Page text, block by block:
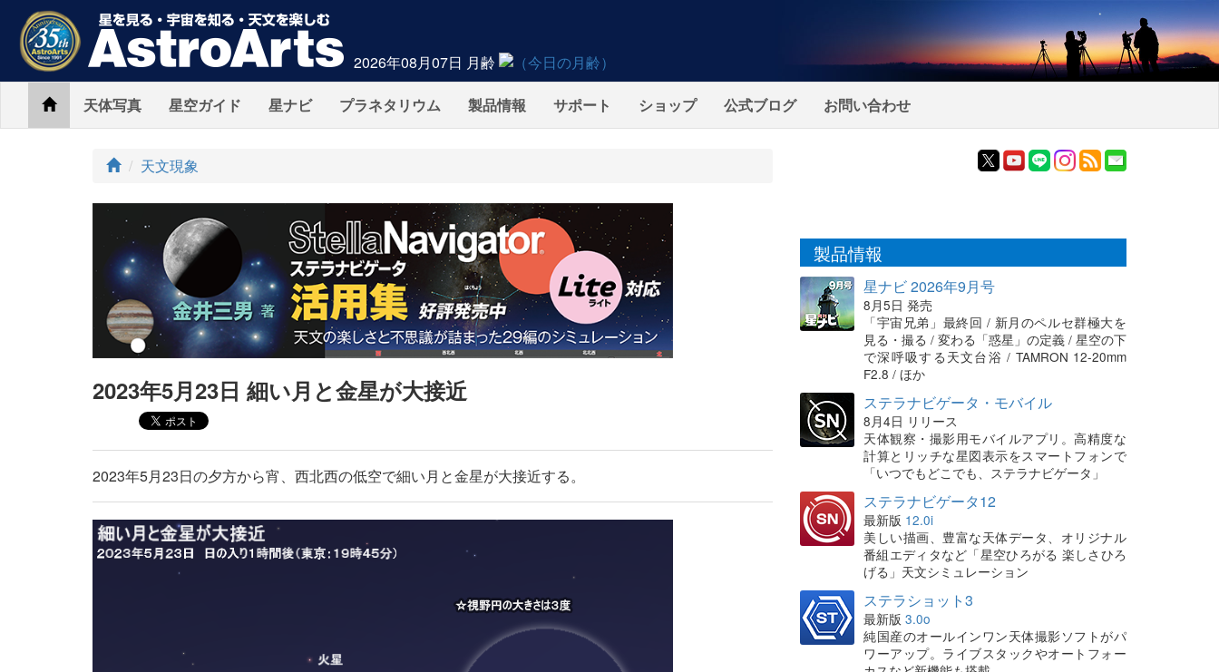
2026年08月07日 月齢
Home天体写真 星空ガイド 星ナビ プラネタリウム 製品情報 サポート ショップ 公式ブログ お問い合わせ
ト
プ
天文現象
2023年5月23日 細い月と金星が大接近
2023年5月23日の夕方から宵、西北西の低空で細い月と金星が大接近する。
製品情報
星ナビ 2026年9月号
8月5日 発売
「宇宙兄弟」最終回 / 新月のペルセ群極大を
見る・撮る / 変わる「惑星」の定義 / 星空の下
で深呼吸する天文台浴 / TAMRON 12-20mm
F2.8 / ほか
ステラナビゲータ・モバイル
8月4日 リリース
天体観察・撮影用モバイルアプリ。高精度な
計算とリッチな星図表示をスマートフォンで
「いつでもどこでも、ステラナビゲータ」
ステラナビゲータ12
最新版 12.0i
美しい描画、豊富な天体データ、オリジナル
番組エディタなど「星空ひろがる 楽しさひろ
げる」天文シミュレーション
ステラショット3
最新版 3.0o
純国産のオールインワン天体撮影ソフトがパ
ワーアップ。ライブスタックやオートフォー